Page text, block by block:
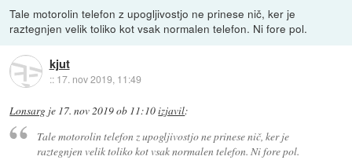
Tale motorolin telefon z upogljivostjo ne prinese nič, ker je
raztegnjen velik toliko kot vsak normalen telefon. Ni fore pol.
kjut
:: 17. nov 2019, 11:49
Lonsarg je 17. nov 2019 ob 11:10izjavil:
Tale motorolin telefon z upogljivostjo ne prinese nič, ker je
raztegnjen velik toliko kot vsak normalen telefon. Ni fore pol.